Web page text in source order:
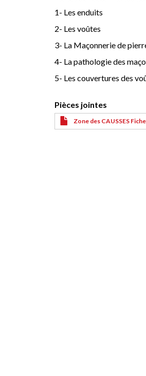
1- Les enduits
2- Les voûtes
3- La Maçonnerie de
4- La pathologie des
5- Les couvertures des
Pièces jointes
Zone des CAUSSES